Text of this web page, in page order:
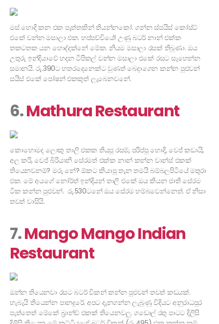
මස් හොදි කන එක පැත්තකින් තියන්නකෝ. ගන්න ස්පයිස් කෝස්ට්
එකේ චන්න මසාලා එක. හප්පච්චියේ! උණු බටර් නාන් එක්ක
තකටතක යන හොද්දක්නේ මේක. නියම මසාලා රසක් තිබුණා. ඔය
උතුරු ඉන්දියාවේ හදන ටිපිකල් චන්න මසාලා එකේ රසට සෑහෙන්න
සමානයි. රු.390ට හතරදෙනෙක්ට වුණත් බෙදාගෙන කන්න පුළුවන්
සයිස් එකේ පෝෂන් එකකුත් ලැබෙනවනේ.
6.Mathura Restaurant
කොහොමද ලොකු තාලි එකක තියපු රසම්, පරිප්පු හොදි, වෙජ් කඩායි,
අල කරි, වෙජ් බිරියානි සේරමත් එක්ක නාන් කන්න චාන්ස් එකක්
තියෙනවනම්? මරු නේ? ඕකට කියාපු තැන තමයි බම්බලපිටියේ මතුරා
එක. මේ අයගේ නෝර්ත් ඉන්දියන් තාලි එකේ ඔය කියන ජාති සේරම
ටික කන්න පුළුවන්. රු.530ටනේ ඔය සේරම හම්බවෙන්නෙත්. ඒ නිසා
තවත් වාසියි.
7.Mango Mango Indian
Restaurant
ඔන්න තියෙනවා රසට බටර් චිකන් කන්න පුළුවන් තවත් කඩයක්.
හැබැයි තියෙන්න පානදුරේ. අපට දැනගන්න ලැබුණු විදියට අනුරාධපුර
පැත්තෙත් මේකේ බ්‍රාන්ච් එකක් තියෙනවලු. ගඩොල් රතු පාටට දිලිසි